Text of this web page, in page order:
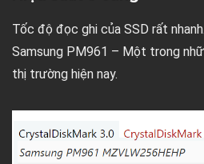
Tốc độ đọc ghi của SSD rất
Samsung PM961 – Một trong
thị trường hiện nay.